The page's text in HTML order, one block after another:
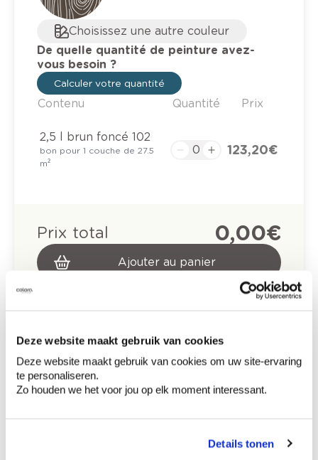
Deze website maakt gebruik van cookies
Deze website maakt gebruik van cookies om uw site-ervaring
te personaliseren.
Zo houden we het voor jou op elk moment interessant.
Details tonen
Choisissez une autre couleur
De quelle quantité de peinture avez-
vous besoin ?
Calculer votre quantité
Contenu Quantité Prix
2,5 l brun foncé 102
bon pour 1 couche de 27.5
m²
123,20 €
Prix total 0,00 €
Ajouter au panier
Retrait en magasin
Description du produit